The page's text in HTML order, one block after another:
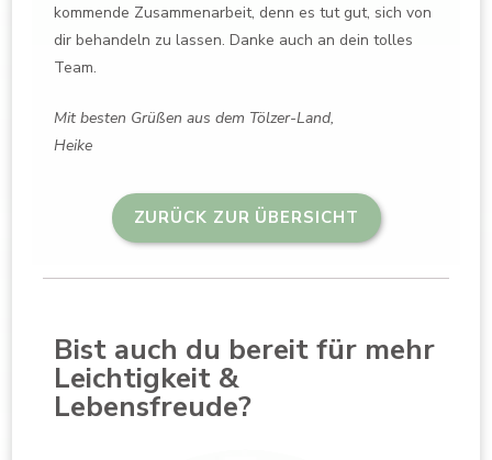
kommende Zusammenarbeit, denn es tut gut, sich von
dir behandeln zu lassen. Danke auch an dein tolles
Team.
Mit besten Grüßen aus dem Tölzer-Land,
Heike
ZURÜCK ZUR ÜBERSICHT
Bist auch du bereit für mehr
Leichtigkeit &
Lebensfreude?